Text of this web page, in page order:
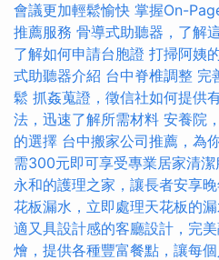
會議更加輕鬆愉快 掌握On-
推薦服務 骨導式助聽器，了解
了解如何申請台胞證 打掃阿姨
式助聽器介紹 台中脊椎調整 完
鬆 抓姦蒐證，徵信社如何提供
法，迅速了解所需材料 安養院
的選擇 台中搬家公司推薦，為
需300元即可享受專業居家清潔
永和的護理之家，讓長者安享
花板漏水，立即處理天花板的
適又具設計感的客廳設計，完
燴，提供各種豐富餐點，讓每